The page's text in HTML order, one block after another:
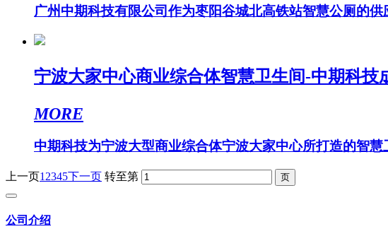
广州中期科技有限公司作为枣阳谷城北高铁站智慧公厕的
宁波大家中心商业综合体智慧卫生间-中期科技
MORE
中期科技为宁波大型商业综合体宁波大家中心所打造的智
上一页1 2345下一页 转至第
公司介绍